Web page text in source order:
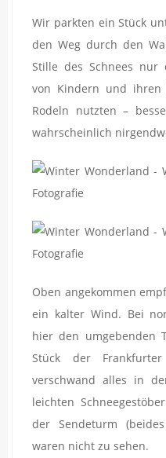
Wir parkten ein Stück
den Weg durch den
Stille des Schnees nur
von Kindern und ihren
Rodeln nutzten –
wahrscheinlich
Oben angekommen
ein kalter Wind. Bei
hier den umgebenden
Stück der
verschwand alles in
leichten
der Sendeturm
waren nicht zu sehen.